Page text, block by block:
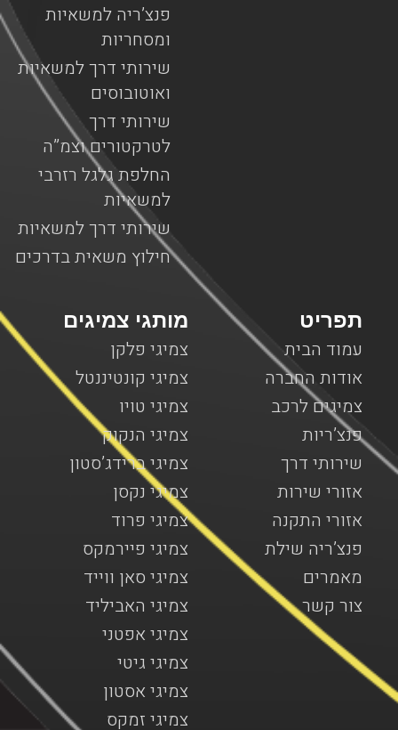
פנצ’ריה למשאיות
ומסחריות
שירותי דרך למשאיות
ואוטובוסים
שירותי דרך
לטרקטורים וצמ”ה
החלפת גלגל רזרבי
למשאיות
שירותי דרך למשאיות
חילוץ משאית בדרכים
מותגי צמיגים
צמיגי פלקן
צמיגי קונטיננטל
צמיגי טויו
צמיגי הנקוק
צמיגי ברידג’סטון
צמיגי נקסן
צמיגי פרוד
צמיגי פיירמקס
צמיגי סאן ווייד
צמיגי האביליד
צמיגי אפטני
צמיגי גיטי
צמיגי אסטון
צמיגי זמקס
תפריט
עמוד הבית
אודות החברה
צמיגים לרכב
פנצ’ריות
שירותי דרך
אזורי שירות
אזורי התקנה
פנצ’ריה שילת
מאמרים
צור קשר